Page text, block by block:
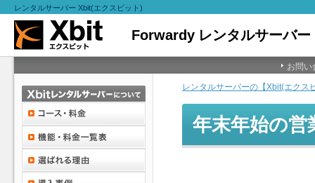
レンタルサーバー Xbit(エクスビット)
お問い
レンタルサーバーの【Xbit(エクス
年末年始の営